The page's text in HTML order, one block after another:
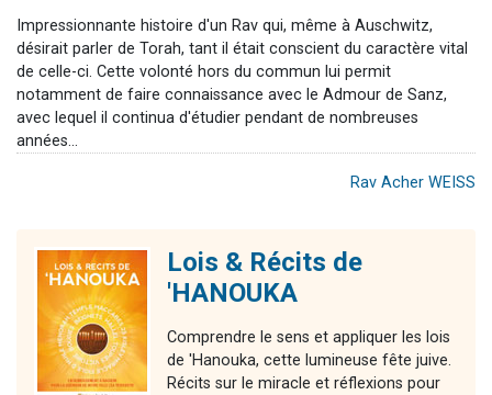
Impressionnante histoire d'un Rav qui, même à Auschwitz,
désirait parler de Torah, tant il était conscient du caractère vital
de celle-ci. Cette volonté hors du commun lui permit
notamment de faire connaissance avec le Admour de Sanz,
avec lequel il continua d'étudier pendant de nombreuses
années...
Rav Acher WEISS
Lois & Récits de
'HANOUKA
Comprendre le sens et appliquer les lois
de 'Hanouka, cette lumineuse fête juive.
Récits sur le miracle et réflexions pour